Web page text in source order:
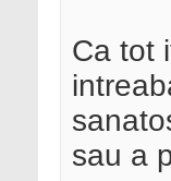
Ca tot
sau a